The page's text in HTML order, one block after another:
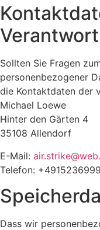
Sollten Sie Fragen
personenbezogener
die Kontaktdaten der
Michael Loewe
Hinter den Gärten 4
35108 Allendorf
E-Mail:
Telefon:
Dass wir